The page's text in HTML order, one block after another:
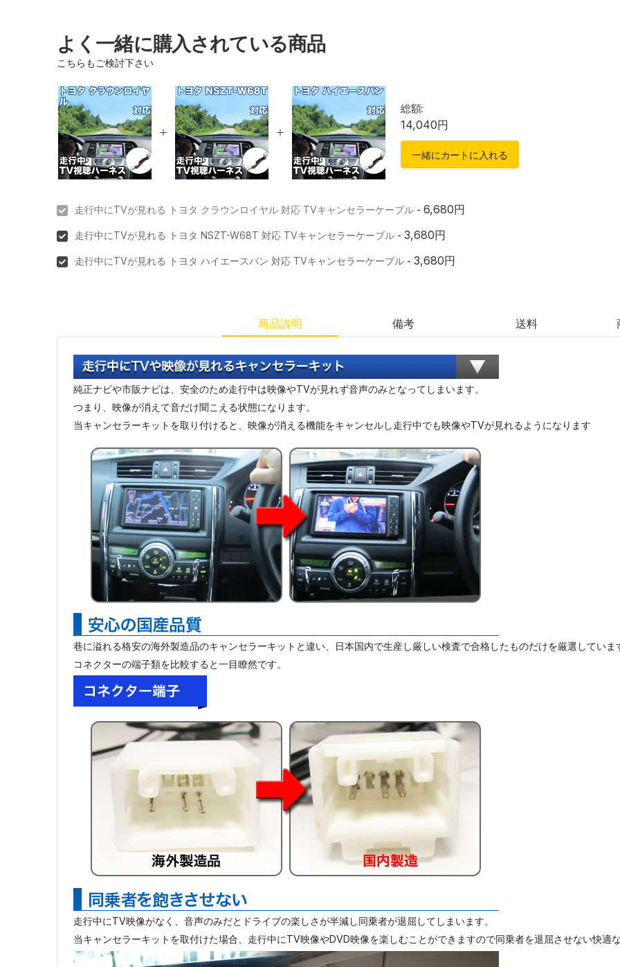
よく一緒に購入されている商品
こちらもご検討下さい
総額:
14,040円
一緒にカートに入れる
走行中にTVが見れる トヨタ クラウンロイヤル 対応 TVキャンセラーケーブル - 6,680円
走行中にTVが見れる トヨタ NSZT-W68T 対応 TVキャンセラーケーブル - 3,680円
走行中にTVが見れる トヨタ ハイエースバン 対応 TVキャンセラーケーブル - 3,680円
商品説明 備考 送料
純正ナビや市販ナビは、安全のため走行中は映像やTVが見れず音声のみとなってしまいます。
つまり、映像が消えて音だけ聞こえる状態になります。
当キャンセラーキットを取り付けると、映像が消える機能をキャンセルし走行中でも映像やTVが見れるようになります
巷に溢れる格安の海外製造品のキャンセラーキットと違い、日本国内で生産し厳しい検査で合格したものだけを厳選していま
コネクターの端子類を比較すると一目瞭然です。
走行中にTV映像がなく、音声のみだとドライブの楽しさが半減し同乗者が退屈してしまいます。
当キャンセラーキットを取付けた場合、走行中にTV映像やDVD映像を楽しむことができますので同乗者を退屈させない快適